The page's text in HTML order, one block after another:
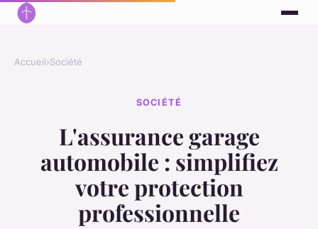
Accueil›Société
SOCIÉTÉ
L'assurance garage
automobile : simplifiez
votre protection
professionnelle